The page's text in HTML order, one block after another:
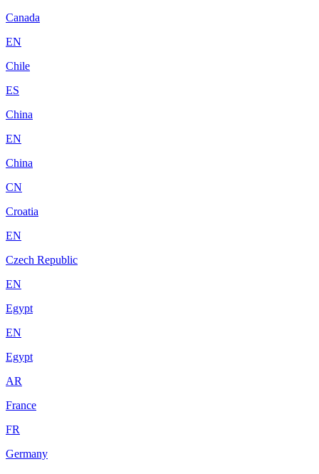
Canada
EN
Chile
ES
China
EN
China
CN
Croatia
EN
Czech Republic
EN
Egypt
EN
Egypt
AR
France
FR
Germany